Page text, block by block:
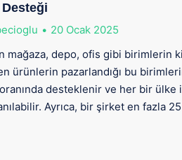
Desteği
20 Ocak 2025
mağaza, depo, ofis gibi
ürünlerin pazarlandığı bu
desteklenir ve her bir ülke
Ayrıca, bir şirket en fazla